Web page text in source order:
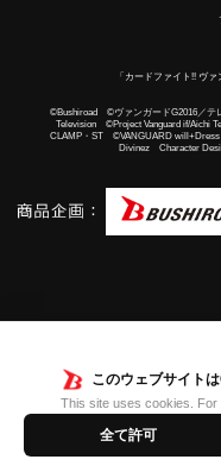
このウェブサイト
This site uses cookies.
全て許可
「カードファイト!! ヴ
©Bushiroad ©ヴァンガードG2016／テ
Television ©Project Vanguard if/Aichi
CLAMP・ST ©VANGUARD
Divinez Character